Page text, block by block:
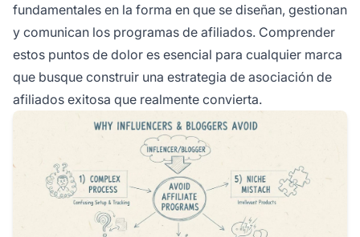
fundamentales en la forma en que se diseñan, gestionan
y comunican los programas de afiliados. Comprender
estos puntos de dolor es esencial para cualquier marca
que busque construir una estrategia de asociación de
afiliados exitosa que realmente convierta.